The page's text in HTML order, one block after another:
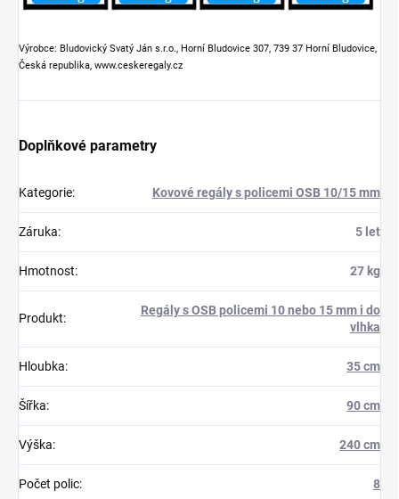
Výrobce: Bludovický Svatý Ján s.r.o., Horní Bludovice 307, 739 37 Horní Bludovice,
Česká republika, www.ceskeregaly.cz
Doplňkové parametry
Kategorie: Kovové regály s policemi OSB 10/15 mm
Záruka: 5 let
Hmotnost: 27 kg
Produkt:
Regály s OSB policemi 10 nebo 15 mm i do
vlhka
Hloubka: 35 cm
Šířka: 90 cm
Výška: 240 cm
Počet polic: 8